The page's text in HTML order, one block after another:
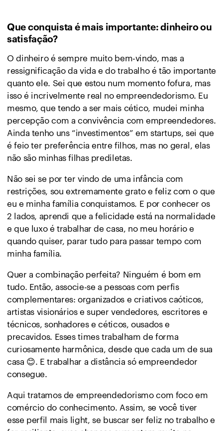
Que conquista é mais importante: dinheiro ou
satisfação?
O dinheiro é sempre muito bem-vindo, mas a
ressignificação da vida e do trabalho é tão importante
quanto ele. Sei que estou num momento fofura, mas
isso é incrivelmente real no empreendedorismo. Eu
mesmo, que tendo a ser mais cético, mudei minha
percepção com a convivência com empreendedores.
Ainda tenho uns “investimentos” em startups, sei que
é feio ter preferência entre filhos, mas no geral, elas
não são minhas filhas prediletas.
Não sei se por ter vindo de uma infância com
restrições, sou extremamente grato e feliz com o que
eu e minha família conquistamos. E por conhecer os
2 lados, aprendi que a felicidade está na normalidade
e que luxo é trabalhar de casa, no meu horário e
quando quiser, parar tudo para passar tempo com
minha família.
Quer a combinação perfeita? Ninguém é bom em
tudo. Então, associe-se a pessoas com perfis
complementares: organizados e criativos caóticos,
artistas visionários e super vendedores, escritores e
técnicos, sonhadores e céticos, ousados e
precavidos. Esses times trabalham de forma
curiosamente harmônica, desde que cada um de sua
casa 😊. E trabalhar a distância só empreendedor
consegue.
Aqui tratamos de empreendedorismo com foco em
comércio do conhecimento. Assim, se você tiver
esse perfil mais light, se buscar ser feliz no trabalho e